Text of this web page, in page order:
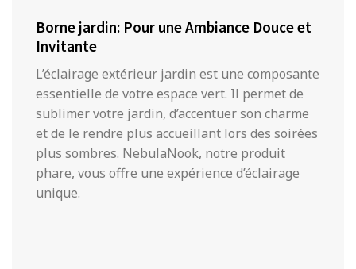
Borne jardin: Pour une Ambiance Douce et
Invitante
L’éclairage extérieur jardin est une composante
essentielle de votre espace vert. Il permet de
sublimer votre jardin, d’accentuer son charme
et de le rendre plus accueillant lors des soirées
plus sombres. NebulaNook, notre produit
phare, vous offre une expérience d’éclairage
unique.